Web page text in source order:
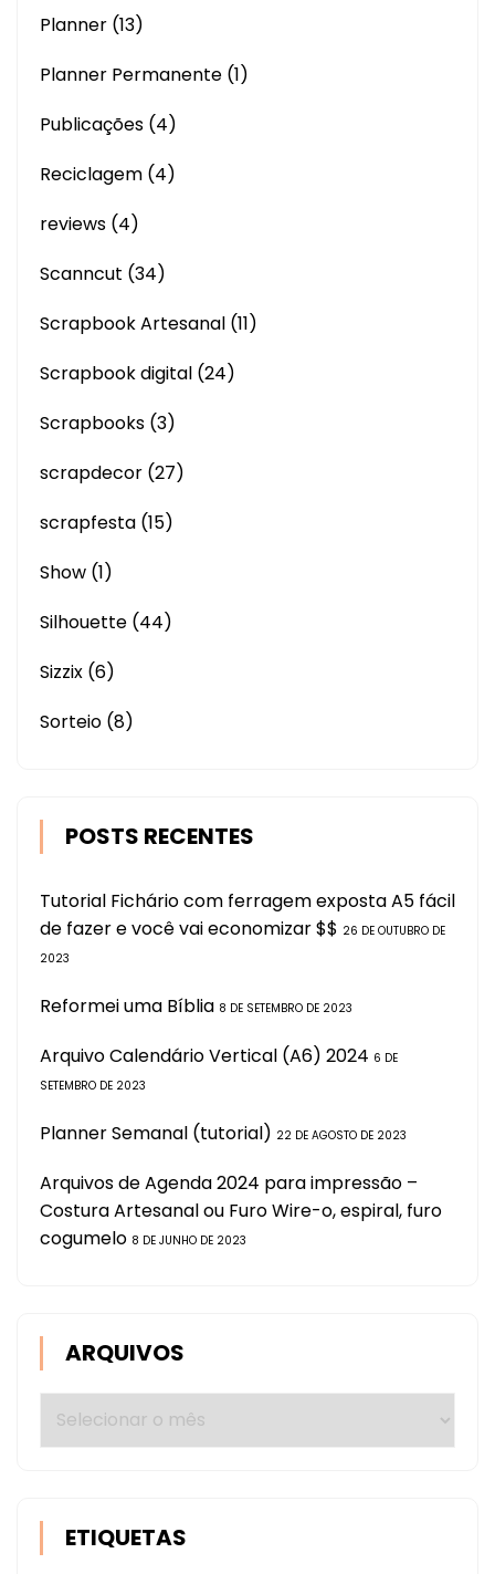
Planner (13)
Planner Permanente (1)
Publicações (4)
Reciclagem (4)
reviews (4)
Scanncut (34)
Scrapbook Artesanal (11)
Scrapbook digital (24)
Scrapbooks (3)
scrapdecor (27)
scrapfesta (15)
Show (1)
Silhouette (44)
Sizzix (6)
Sorteio (8)
POSTS RECENTES
Tutorial Fichário com ferragem exposta A5 fácil
de fazer e você vai economizar $$ 26 DE OUTUBRO DE
2023
Reformei uma Bíblia 8 DE SETEMBRO DE 2023
Arquivo Calendário Vertical (A6) 2024 6 DE
SETEMBRO DE 2023
Planner Semanal (tutorial) 22 DE AGOSTO DE 2023
Arquivos de Agenda 2024 para impressão –
Costura Artesanal ou Furo Wire-o, espiral, furo
cogumelo 8 DE JUNHO DE 2023
ARQUIVOS
Arquivos
ETIQUETAS